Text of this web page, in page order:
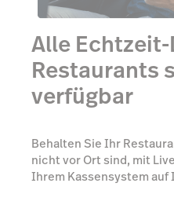
Alle
Restaurants
verfügbar
Behalten Sie Ihr
nicht vor Ort sind, mit
Ihrem Kassensystem auf